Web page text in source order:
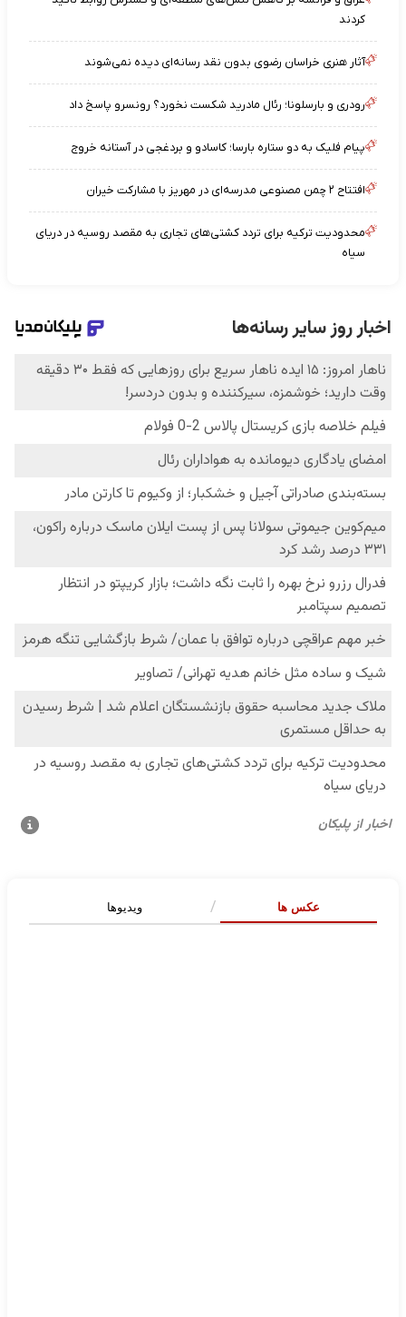
کردند
آثار هنری خراسان رضوی بدون نقد رسانه‌ای دیده نمی‌شوند
رودری و بارسلونا؛ رئال مادرید شکست نخورد؟ رونسرو پاسخ داد
پیام فلیک به دو ستاره بارسا؛ کاسادو و بردغجی در آستانه خروج
افتتاح ۲ چمن مصنوعی مدرسه‌ای در مهریز با مشارکت خیران
محدودیت ترکیه برای تردد کشتی‌های تجاری به مقصد روسیه در دریای
سیاه
عکس ها ویدیوها